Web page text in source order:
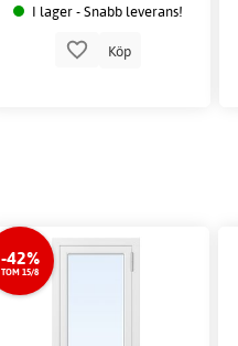
I lager - Snabb leverans!
Köp
-42%
TOM 15/8